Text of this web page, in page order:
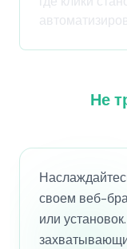
Не
своем веб-
или